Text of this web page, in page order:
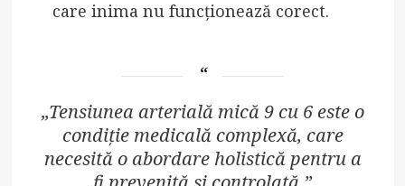
care inima nu funcționează corect.
„Tensiunea arterială mică 9 cu 6 este o
condiție medicală complexă, care
necesită o abordare holistică pentru a